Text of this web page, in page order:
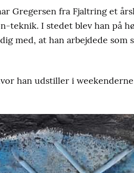
Gregersen fra Fjaltring et
teknik. I stedet blev han på
med, at han arbejdede som
han udstiller i